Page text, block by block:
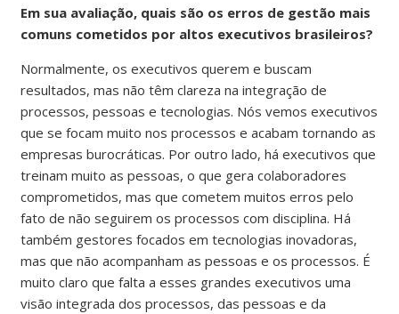
Em sua avaliação, quais são os erros de gestão mais
comuns cometidos por altos executivos brasileiros?
Normalmente, os executivos querem e buscam
resultados, mas não têm clareza na integração de
processos, pessoas e tecnologias. Nós vemos executivos
que se focam muito nos processos e acabam tornando as
empresas burocráticas. Por outro lado, há executivos que
treinam muito as pessoas, o que gera colaboradores
comprometidos, mas que cometem muitos erros pelo
fato de não seguirem os processos com disciplina. Há
também gestores focados em tecnologias inovadoras,
mas que não acompanham as pessoas e os processos. É
muito claro que falta a esses grandes executivos uma
visão integrada dos processos, das pessoas e da